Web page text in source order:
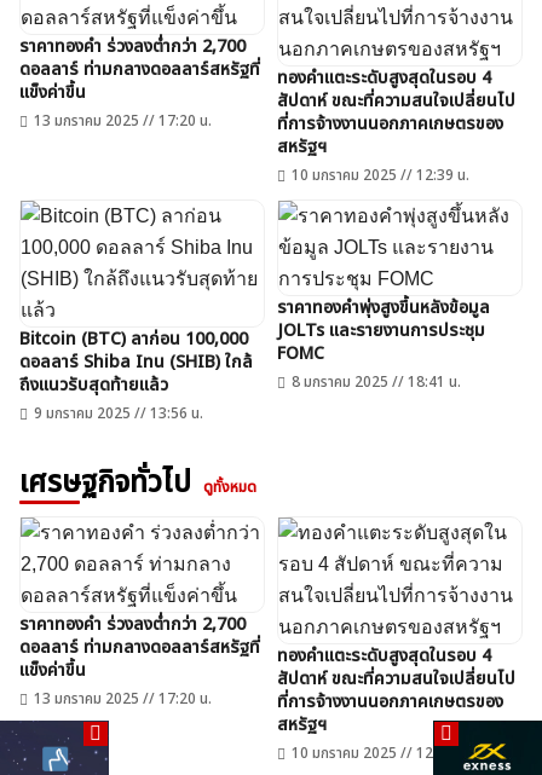
ราคาทองคำ ร่วงลงต่ำกว่า 2,700
ดอลลาร์ ท่ามกลางดอลลาร์สหรัฐที่
แข็งค่าขึ้น
13 มกราคม 2025 // 17:20 น.
ทองคำแตะระดับสูงสุดในรอบ 4
สัปดาห์ ขณะที่ความสนใจเปลี่ยนไป
ที่การจ้างงานนอกภาคเกษตรของ
สหรัฐฯ
10 มกราคม 2025 // 12:39 น.
Bitcoin (BTC) ลาก่อน 100,000
ดอลลาร์ Shiba Inu (SHIB) ใกล้
ถึงแนวรับสุดท้ายแล้ว
9 มกราคม 2025 // 13:56 น.
ราคาทองคำพุ่งสูงขึ้นหลังข้อมูล
JOLTs และรายงานการประชุม
FOMC
8 มกราคม 2025 // 18:41 น.
เศรษฐกิจทั่วไป ดูทั้งหมด
ราคาทองคำ ร่วงลงต่ำกว่า 2,700
ดอลลาร์ ท่ามกลางดอลลาร์สหรัฐที่
แข็งค่าขึ้น
13 มกราคม 2025 // 17:20 น.
ทองคำแตะระดับสูงสุดในรอบ 4
สัปดาห์ ขณะที่ความสนใจเปลี่ยนไป
ที่การจ้างงานนอกภาคเกษตรของ
สหรัฐฯ
10 มกราคม 2025 // 12:39 น.